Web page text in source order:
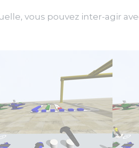
vous pouvez inter-agir